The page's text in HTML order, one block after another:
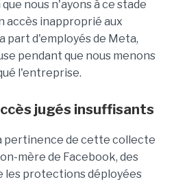
nous n'ayons à ce stade
accès inapproprié aux
part d'employés de Meta,
pendant que nous menons
l'entreprise.
jugés insuffisants
pertinence de cette collecte
mère de Facebook, des
les protections déployées